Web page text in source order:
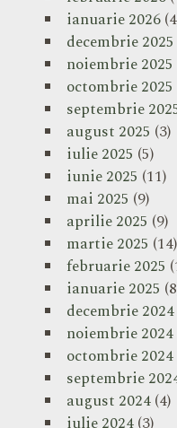
ianuarie 2026
decembrie 2025
noiembrie 2025
octombrie 2025
septembrie
august 2025 (3)
iulie 2025 (5)
iunie 2025 (11)
mai 2025 (9)
aprilie 2025 (9)
martie 2025 (14)
februarie 2025
ianuarie 2025
decembrie 2024
noiembrie 2024
octombrie 2024
septembrie
august 2024(4)